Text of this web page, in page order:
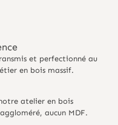
et perfectionné au
en bois massif.
atelier en bois
aucun MDF.